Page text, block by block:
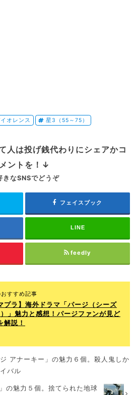
オレンス 星3（55～75）
人は投げ銭代わりにシェアかコ
メントを！↓
きなSNSでどうぞ
フェイスブック
LINE
feedly
すすめ記事
プラ】海外ドラマ「パージ（シーズ
」魅力と感想！パージファンが見ど
解説！
ジ アナーキー」の魅力６個。殺人鬼しか
バル
の魅力５個。捨てられた地球